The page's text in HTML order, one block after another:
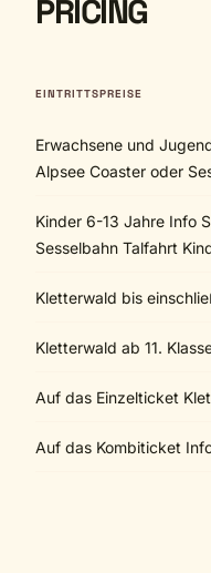
PRICING
EINTRITTSPREISE
Erwachsene und
Alpsee Coaster oder
Kinder 6-13 Jahre Info
Sesselbahn Talfahrt
Kletterwald bis
Kletterwald ab 11.
Auf das Einzelticket
Auf das Kombiticket